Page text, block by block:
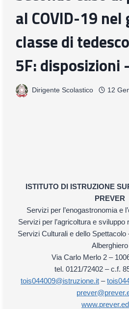
al COVID-19
classe di
5F: disposizioni
Dirigente Scolastico 12
ISTITUTO DI ISTRUZIONE
PREVER
Servizi per l’enogastronomia e
Servizi per l’agricoltura e sviluppo
Servizi Culturali e dello
Alberghiero
Via Carlo Merlo 2 –
tel. 0121/72402 – c.f.
tois044009@istruzione.it –